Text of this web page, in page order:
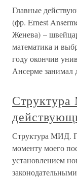
Главные
(фр. Ernest
Женева) –
математика и
году окончив
Ансерме занимал
Структура МИД.
моменту моего
установлением